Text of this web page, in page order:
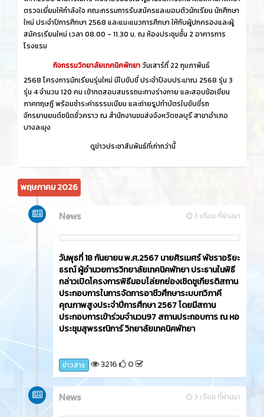
ตรวจเยี่ยมให้กำลังใจ คณะกรรมการรับสมัครและมอบตัวนักเรียน นักศึกษา
ใหม่ ประจำปีการศึกษา 2568 และแนะแนวการศึกษา ให้กับผู้ปกครองและผู้
สมัครเรียนใหม่ เวลา 08.00 - 11.30 น. ณ ห้องประชุมชั้น 2 อาคารการ
โรงแรม
กิจกรรมวิทยาลัยเทคนิคพัทยาวันเสาร์ที่ 22 กุมภาพันธ์
2568 โครงการนักเรียนรุ่นใหม่ มีใบขับขี่ ประจำปีงบประมาณ 2568 รุ่น 3
รุ่น 4 จำนวน 120 คน เข้าทดสอบสมรรถนะทางร่างกาย และสอบข้อเขียน
ภาคทฤษฎี พร้อมชำระค่าธรรมเนียม และถ่ายรูปทำบัตรใบขับขี่รถ
จักรยานยนต์ชนิดชั่วคราว ณ สำนักงานขนส่งจังหวัดชลบุรี สาขาอำเภอ
บางละมุง
ดูข่าวประชาสัมพันธ์ที่เก่ากว่านี้
พฤษภาคม 2026
3 เดือน ที่ผ่านมา
News
วันพุธที่ 18 กันยายน พ.ศ.2567 นายศิรเมศร์ พัชราอริยะ
ธรณ์ ผู้อำนวยการวิทยาลัยเทคนิคพัทยา ประธานในพิธี
กล่าวเปิดโครงการพิธีมอบโล่ยกย่องเชิดชูเกียรติสถาน
ประกอบการในการจัดการอาชีวศึกษาระบบทวิภาคี
คุณภาพสูงประจำปีการศึกษา 2567 โดยมีสถาน
ประกอบการเข้าร่วมจำนวน97 สถานประกอบการ ณ หอ
ประชุมสุพรรณิการ์ วิทยาลัยเทคนิคพัทยา
ข่าวสาร 3216 0
3 เดือน ที่ผ่านมา
News